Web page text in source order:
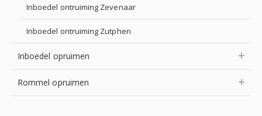
Inboedel ontruiming Zevenaar
Inboedel ontruiming Zutphen
Inboedel opruimen
Rommel opruimen